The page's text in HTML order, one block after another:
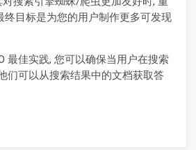
终目标是为您的用户制作更多可发现
最佳实践, 您可以确保当用户在搜索
们可以从搜索结果中的文档获取答